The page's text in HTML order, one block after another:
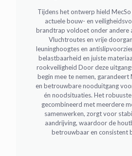
Tijdens het ontwerp hield
actuele bouw- en
brandtrap voldoet onder andere
Vluchtroutes en vrije
leuninghoogtes en
belastbaarheid en juiste
rookveiligheid Door deze
begin mee te nemen, garandeert
en betrouwbare nooduitgang
én noodsituaties. Het
gecombineerd met meerdere
samenwerken, zorgt voor
aandrijving, waardoor de
betrouwbaar en consistent